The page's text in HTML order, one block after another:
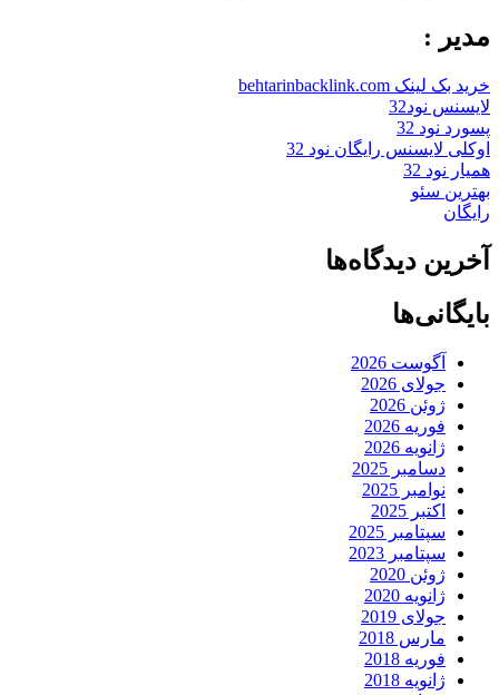
مدیر :
خرید بک لینک behtarinbacklink.com
لایسنس نود32
پسورد نود 32
اوکلی لایسنس رایگان نود 32
همیار نود 32
بهترین سئو
رایگان
آخرین دیدگاه‌ها
بایگانی‌ها
آگوست 2026
جولای 2026
ژوئن 2026
فوریه 2026
ژانویه 2026
دسامبر 2025
نوامبر 2025
اکتبر 2025
سپتامبر 2025
سپتامبر 2023
ژوئن 2020
ژانویه 2020
جولای 2019
مارس 2018
فوریه 2018
ژانویه 2018